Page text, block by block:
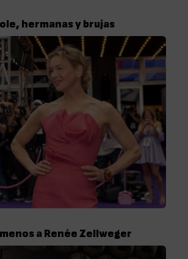
hermanas y brujas
a Renée Zellweger